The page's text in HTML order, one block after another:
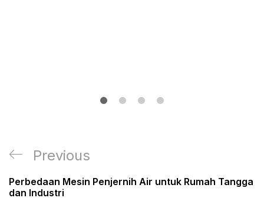
Post
Previous
Post
Previous
Perbedaan Mesin Penjernih Air untuk Rumah Tangga
dan Industri